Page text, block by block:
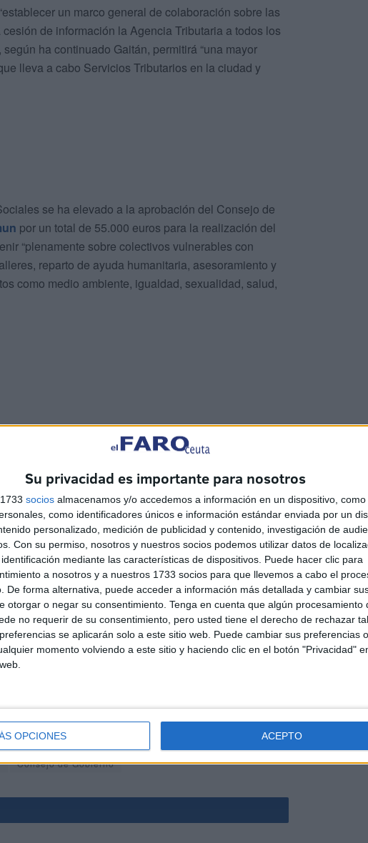
Su privacidad es importante para nosotros
socios almacenamos y/o accedemos a información en un dispositivo,
como identificadores únicos e información estándar enviada por un
personalizado, medición de publicidad y contenido, investigación de
Con su permiso, nosotros y nuestros socios podemos utilizar datos de
mediante las características de dispositivos. Puede hacer clic para
a nosotros y a nuestros 1733 socios para que llevemos a cabo el
De forma alternativa, puede acceder a información más detallada y cambiar
otorgar o negar su consentimiento. Tenga en cuenta que algún procesamiento
no requerir de su consentimiento, pero usted tiene el derecho de rechazar tal
se aplicarán solo a este sitio web. Puede cambiar sus preferencias
momento volviendo a este sitio y haciendo clic en el botón "Privacidad"
OPCIONES ACEPTO
un marco general de colaboración sobre las
de información la Agencia Tributaria a todos los
ha continuado Gaitán, permitirá “una mayor
lleva a cabo Servicios Tributarios en la ciudad y
se ha elevado a la aprobación del Consejo de
por un total de 55.000 euros para la realización del
“plenamente sobre colectivos vulnerables con
reparto de ayuda humanitaria, asesoramiento y
como medio ambiente, igualdad, sexualidad, salud,
llevado al Consejo de Gobierno la aprobación de la
importe de 35.656 euros “en concepto de prórroga del
legionelosis en las instalaciones de titularidad de la
septiembre del año 2020 por un año y que
años más”.
“dejar sin efecto el nombramiento de Juan José
a petición propia”, concluía el portavoz.
Consejo de Gobierno